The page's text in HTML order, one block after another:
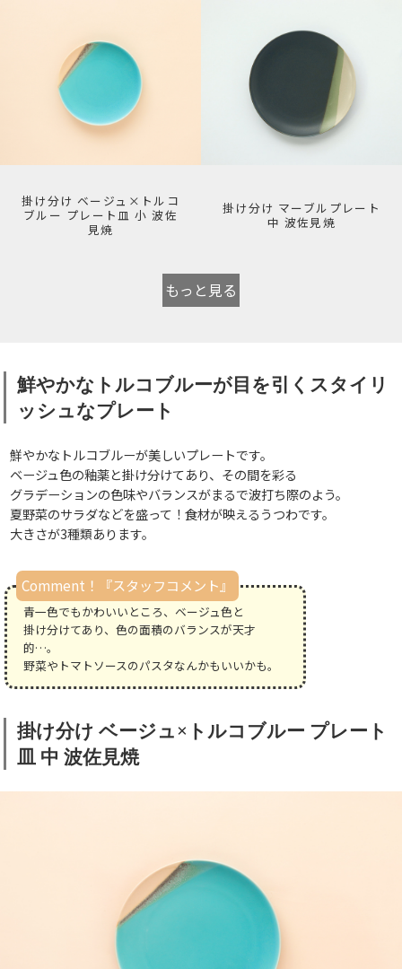
掛け分け ベージュ×トルコ
ブルー プレート皿 小 波佐
見焼
掛け分け マーブルプレート
中 波佐見焼
もっと見る
鮮やかなトルコブルーが目を引くスタイリ
ッシュなプレート
鮮やかなトルコブルーが美しいプレートです。
ベージュ色の釉薬と掛け分けてあり、その間を彩る
グラデーションの色味やバランスがまるで波打ち際のよう。
夏野菜のサラダなどを盛って！食材が映えるうつわです。
大きさが3種類あります。
Comment！『スタッフコメント』
青一色でもかわいいところ、ベージュ色と
掛け分けてあり、色の面積のバランスが天才
的…。
野菜やトマトソースのパスタなんかもいいかも。
掛け分け ベージュ×トルコブルー プレート
皿 中 波佐見焼